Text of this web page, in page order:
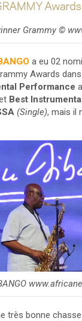
Grammy ©️
a eu 02
Awards
Performance
Best
(Single), mais il
très bonne chasse